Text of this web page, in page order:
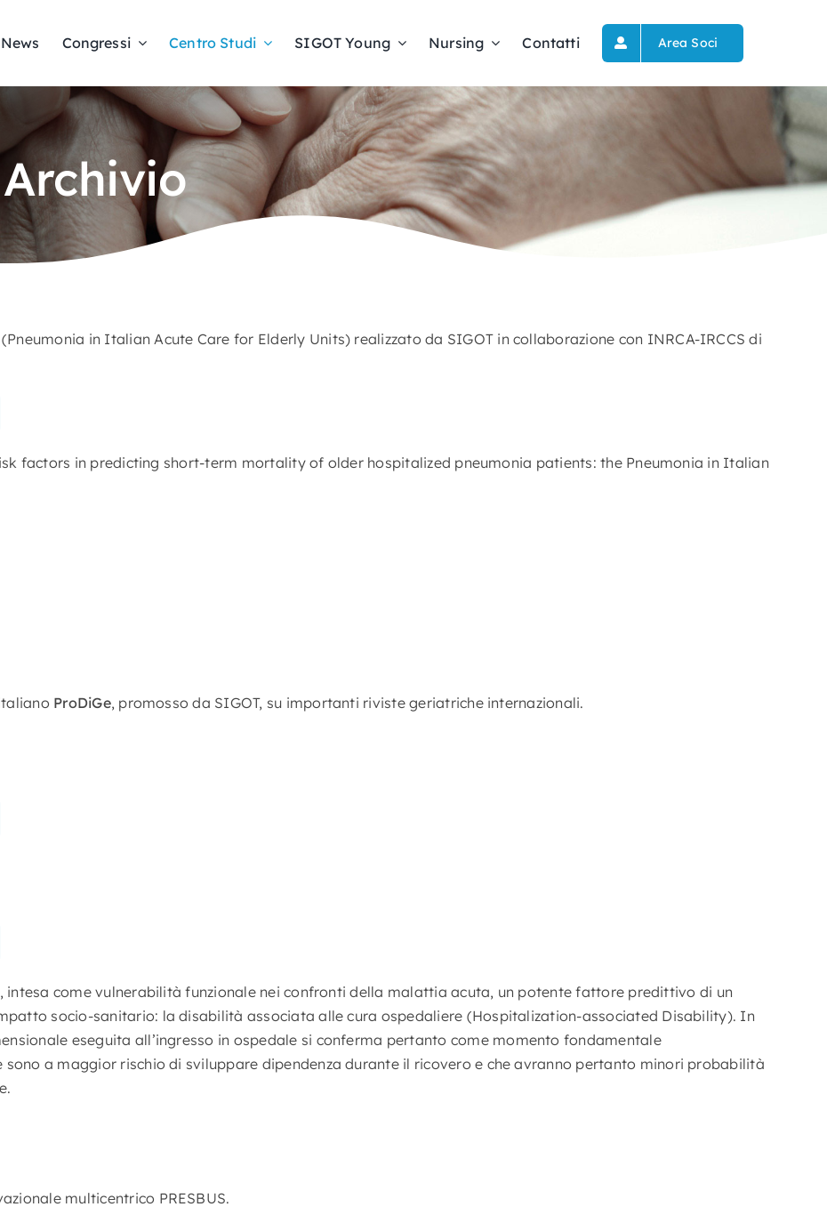
News Congressi Centro Studi SIGOT Young Nursing Contatti Area Soci
in Italian Acute Care for Elderly Units) realizzato da SIGOT in collaborazione con INRCA-IRCCS di
factors in predicting short-term mortality of older hospitalized pneumonia patients: the Pneumonia in Italian
ProDiGe, promosso da SIGOT, su importanti riviste geriatriche internazionali.
come vulnerabilità funzionale nei confronti della malattia acuta, un potente fattore predittivo di un
socio-sanitario: la disabilità associata alle cura ospedaliere (Hospitalization-associated Disability). In
eseguita all’ingresso in ospedale si conferma pertanto come momento fondamentale
sono a maggior rischio di sviluppare dipendenza durante il ricovero e che avranno pertanto minori probabilità
multicentrico PRESBUS.